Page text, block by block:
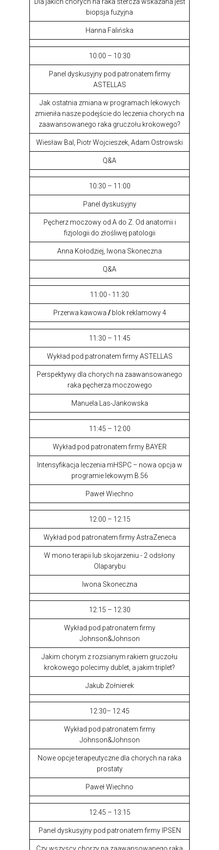
Dla jakich chorych na raka stercza wskazana jest
biopsja fuzyjna
Hanna Falińska
10:00 – 10:30
Panel dyskusyjny pod patronatem firmy
ASTELLAS
Jak ostatnia zmiana w programach lekowych
zmieniła nasze podejście do leczenia chorych na
zaawansowanego raka gruczołu krokowego?
Wiesław Bal, Piotr Wojcieszek, Adam Ostrowski
Q&A
10:30 – 11:00
Panel dyskusyjny
Pęcherz moczowy od A do Z. Od anatomii i
fizjologii do złośliwej patologii
Anna Kołodziej, Iwona Skoneczna
Q&A
11:00 - 11:30
Przerwa kawowa / blok reklamowy 4
11:30 – 11:45
Wykład pod patronatem firmy ASTELLAS
Perspektywy dla chorych na zaawansowanego
raka pęcherza moczowego
Manuela Las-Jankowska
11:45 – 12:00
Wykład pod patronatem firmy BAYER
Intensyfikacja leczenia mHSPC – nowa opcja w
programie lekowym B.56
Paweł Wiechno
12:00 – 12:15
Wykład pod patronatem firmy AstraZeneca
W mono terapii lub skojarzeniu - 2 odsłony
Olaparybu
Iwona Skoneczna
12:15 – 12:30
Wykład pod patronatem firmy
Johnson&Johnson
Jakim chorym z rozsianym rakiem gruczołu
krokowego polecimy dublet, a jakim triplet?
Jakub Żołnierek
12:30– 12:45
Wykład pod patronatem firmy
Johnson&Johnson
Nowe opcje terapeutyczne dla chorych na raka
prostaty
Paweł Wiechno
12:45 – 13:15
Panel dyskusyjny pod patronatem firmy IPSEN